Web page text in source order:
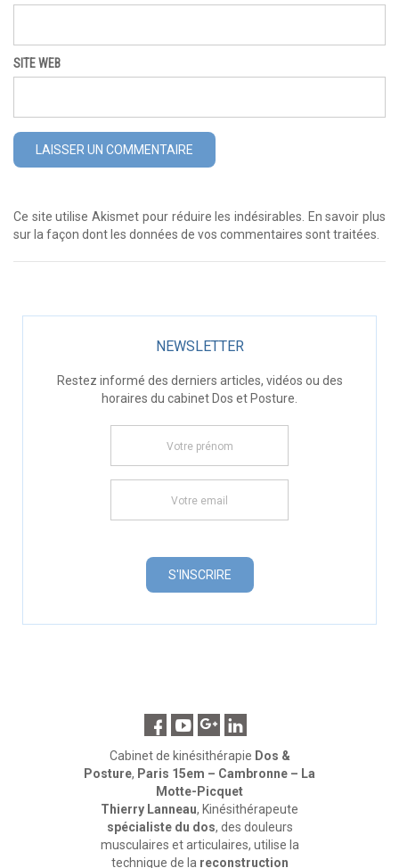
SITE WEB
Ce site utilise Akismet pour réduire les indésirables.
En savoir plus
sur la façon dont les données de vos commentaires sont traitées
NEWSLETTER
Restez informé des derniers articles, vidéos ou des
horaires du cabinet Dos et Posture.
Cabinet de kinésithérapie Dos &
Posture, Paris 15em – Cambronne – La
Motte-Picquet
Thierry Lanneau, Kinésithérapeute
spécialiste du dos, des douleurs
musculaires et articulaires, utilise la
technique de la reconstruction